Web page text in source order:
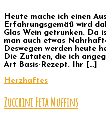
Heute mache ich einen
Erfahrungsgemäß wird
Glas Wein getrunken. Da
man auch etwas
Deswegen werden heute
Die Zutaten, die ich
Art Basis-Rezept. Ihr […]
Herzhaftes
Zucchini Feta Muffins